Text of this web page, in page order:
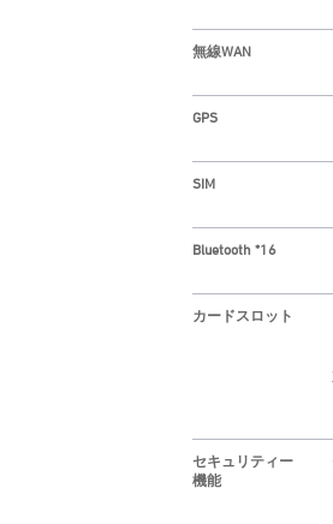
無線WAN
GPS
SIM
Bluetooth *16
カードスロット
セキュリティー
機能